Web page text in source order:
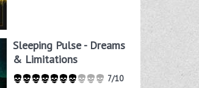
Sleeping Pulse - Dreams
& Limitations
7/10